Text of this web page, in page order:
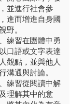
並進行社會參
進而增進自身國
野。
練習在團體中勇
口語或文字表達
觀點，並與他人
溝通與討論。
練習從閱讀中解
理解其中的意